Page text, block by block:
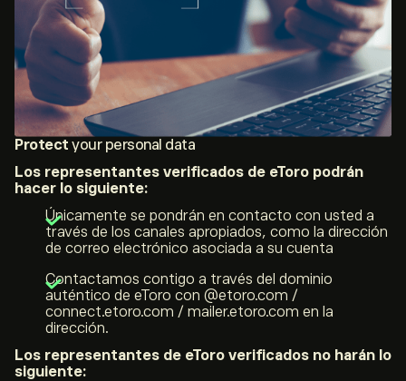
Protect your personal data
Los representantes verificados de eToro podrán
hacer lo siguiente:
Únicamente se pondrán en contacto con usted a
través de los canales apropiados, como la dirección
de correo electrónico asociada a su cuenta
Contactamos contigo a través del dominio
auténtico de eToro con @etoro.com /
connect.etoro.com / mailer.etoro.com en la
dirección.
Los representantes de eToro verificados no harán lo
siguiente: